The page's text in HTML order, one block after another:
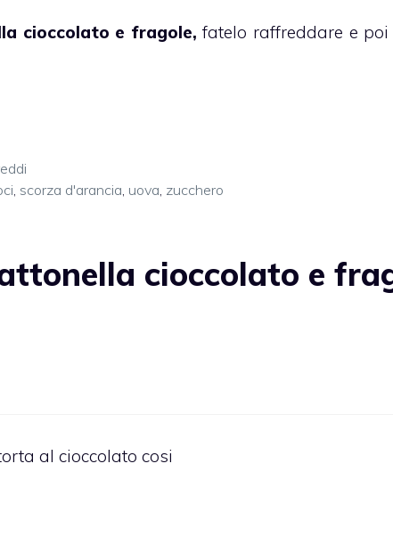
cioccolato e fragole,fatelo raffreddare e
scorza d'arancia uova zucchero
cioccolato e
al cioccolato cosi